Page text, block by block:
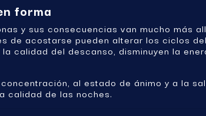
forma
y sus consecuencias van mucho más
de acostarse pueden alterar los ciclos
calidad del descanso, disminuyen la
al estado de ánimo y a la
calidad de las noches.